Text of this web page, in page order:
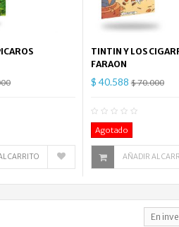
CARRITO
TINTIN Y LOS
FARAON
$ 40.588$ 70.000
Agotado
AÑADIR AL
En